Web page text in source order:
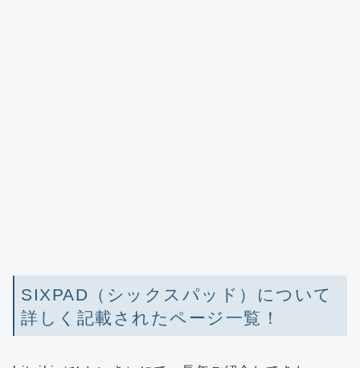
SIXPAD（シックスパッド）について
詳しく記載されたページ一覧！